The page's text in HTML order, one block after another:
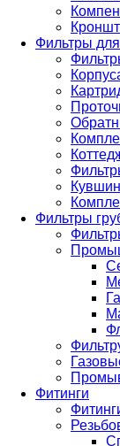
Фильтры
Фильтры
Фитинги